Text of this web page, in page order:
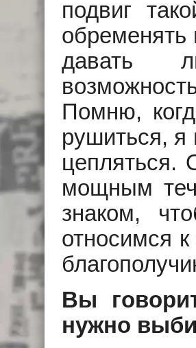
подвиг
обременять
давать
Помню,
рушиться, я
цепляться.
мощным
знаком,
относимся
Вы
нужно